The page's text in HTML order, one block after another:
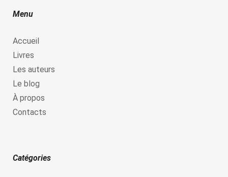
Menu
Accueil
Livres
Les auteurs
Le blog
À propos
Contacts
Catégories